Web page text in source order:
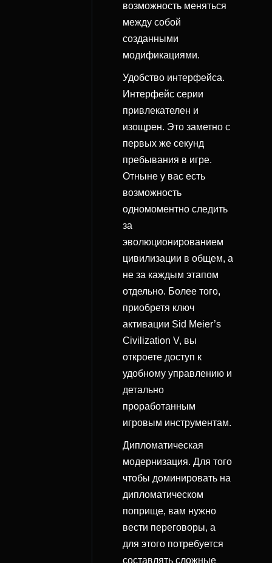
возможность меняться
между собой
созданными
модификациями.
Удобство интерфейса.
Интерфейс серии
привлекателен и
изощрен. Это заметно с
первых же секунд
пребывания в игре.
Отныне у вас есть
возможность
одномоментно следить
за
эволюционированием
цивилизации в общем, а
не за каждым этапом
отдельно. Более того,
приобретя ключ
активации Sid Meier’s
Civilization V, вы
откроете доступ к
удобному управлению и
детально
проработанным
игровым инструментам.
Дипломатическая
модернизация. Для того
чтобы доминировать на
дипломатическом
поприще, вам нужно
вести переговоры, а
для этого потребуется
составлять сложные